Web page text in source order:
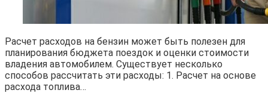
Расчет расходов на бензин может быть полезен для
планирования бюджета поездок и оценки стоимости
владения автомобилем. Существует несколько
способов рассчитать эти расходы: 1. Расчет на основе
расхода топлива…